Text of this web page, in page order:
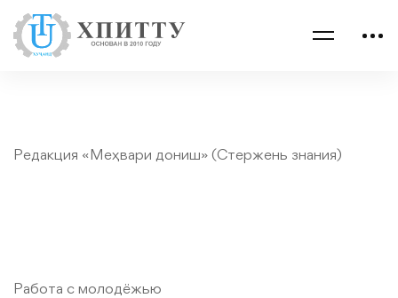
Редакция «Меҳвари дониш» (Стержень знания)
Работа с молодёжью